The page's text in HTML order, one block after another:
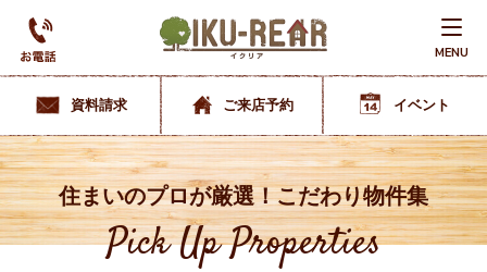
MENU
資料請求 ご来店予約 イベント
住まいのプロが厳選！こだわり物件集
Pick Up Properties